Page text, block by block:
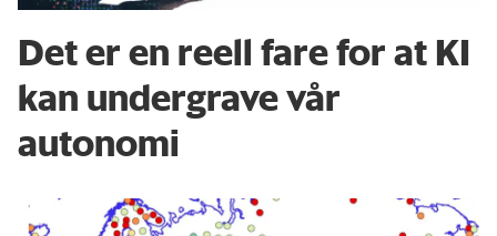
Det er en reell fare for at KI
kan undergrave vår
autonomi